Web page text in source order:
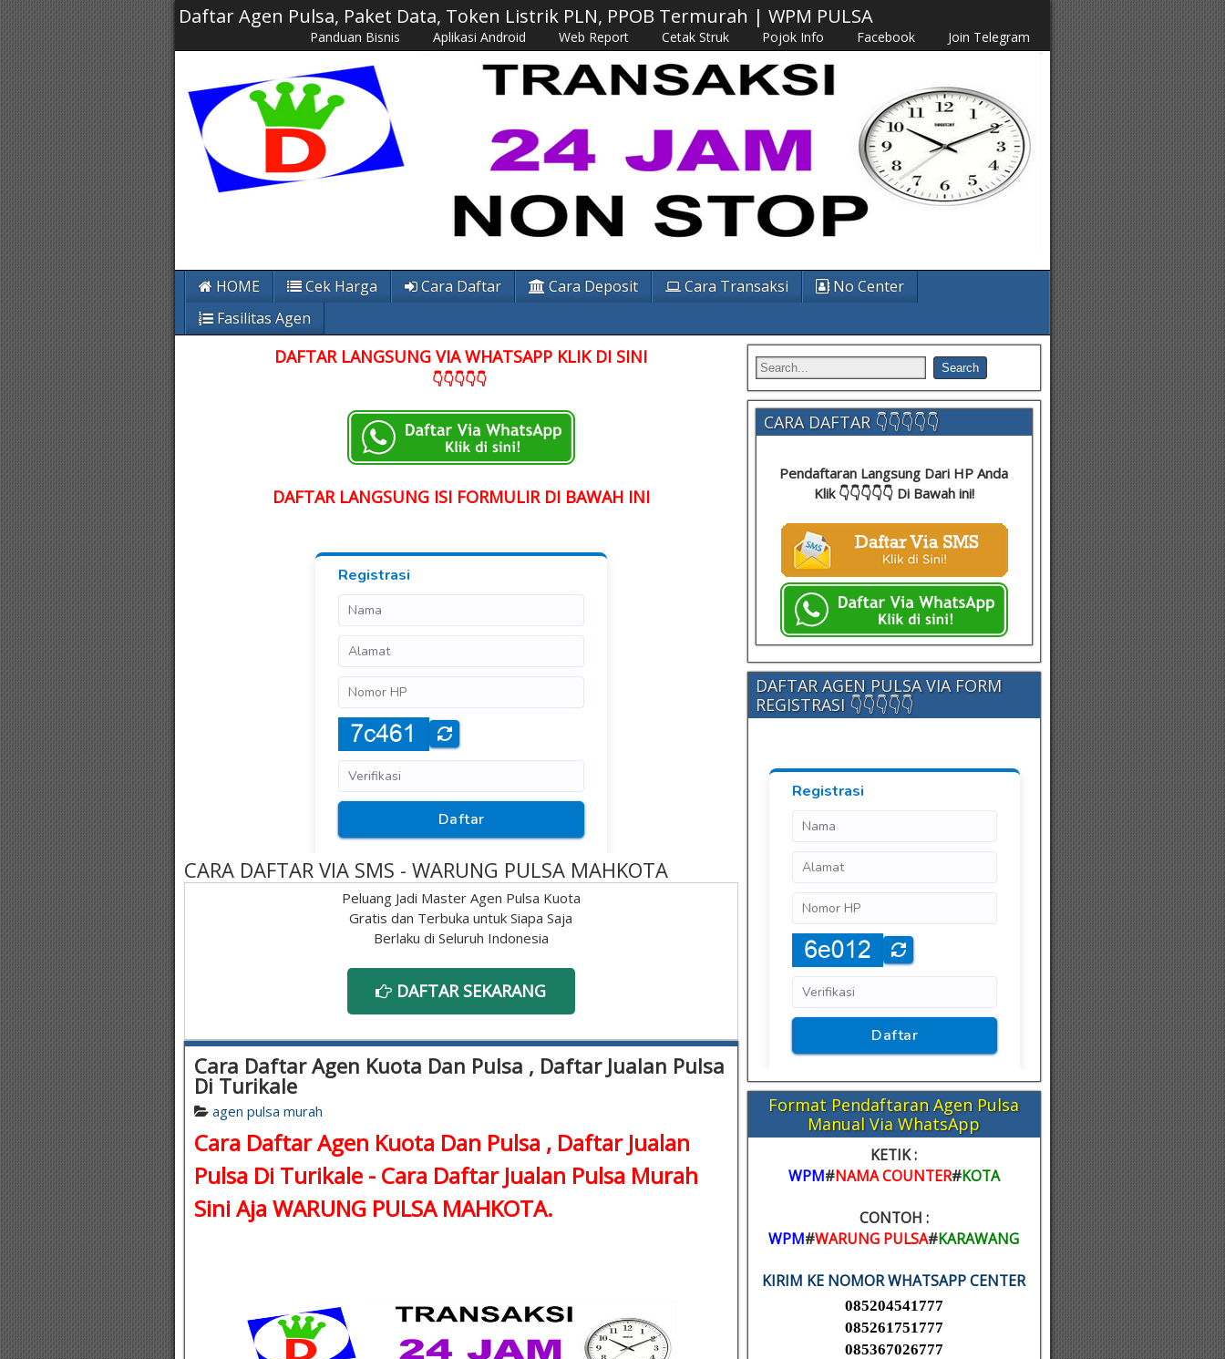
Daftar Agen Pulsa, Paket Data, Token Listrik PLN, PPOB Termurah | WPM PULSA
Panduan Bisnis Aplikasi Android Web Report Cetak Struk Pojok Info Facebook Join Telegram
HOME Cek Harga Cara Daftar Cara Deposit Cara Transaksi
No Center
Fasilitas Agen
DAFTAR LANGSUNG VIA WHATSAPP KLIK DI SINI
👇👇👇👇👇
DAFTAR LANGSUNG ISI FORMULIR DI BAWAH INI
CARA DAFTAR VIA SMS - WARUNG PULSA MAHKOTA
Peluang Jadi Master Agen Pulsa Kuota
Gratis dan Terbuka untuk Siapa Saja
Berlaku di Seluruh Indonesia
DAFTAR SEKARANG
Cara Daftar Agen Kuota Dan Pulsa , Daftar Jualan Pulsa
Di Turikale
agen pulsa murah
Cara Daftar Agen Kuota Dan Pulsa , Daftar Jualan
Pulsa Di Turikale - Cara Daftar Jualan Pulsa Murah
Sini Aja WARUNG PULSA MAHKOTA.
CARA DAFTAR 👇👇👇👇👇
Pendaftaran Langsung Dari HP Anda
Klik 👇👇👇👇👇 Di Bawah ini!
DAFTAR AGEN PULSA VIA FORM
REGISTRASI 👇👇👇👇👇
Format Pendaftaran Agen Pulsa
Manual Via WhatsApp
KETIK :
WPM#NAMA COUNTER#KOTA
CONTOH :
WPM#WARUNG PULSA#KARAWANG
KIRIM KE NOMOR WHATSAPP CENTER
085204541777
085261751777
085367026777